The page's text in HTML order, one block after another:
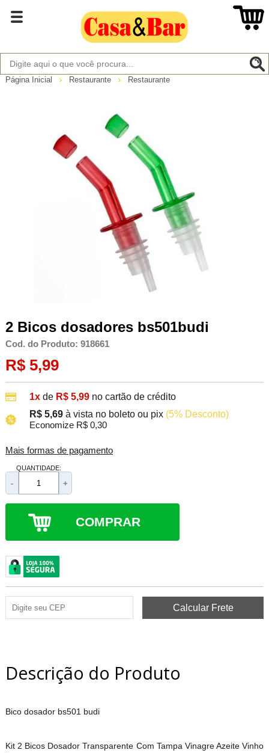
Página Inicial Restaurante Restaurante
2 Bicos dosadores bs501budi
Cod. do Produto: 918661
R$ 5,99
1xde R$ 5,99 no cartão de crédito
R$ 5,69 à vista no boleto ou pix (5% Desconto)
Economize R$ 0,30
Mais formas de pagamento
QUANTIDADE:
- +
COMPRAR
Descrição do Produto
Bico dosador bs501 budi
Kit 2 Bicos Dosador Transparente Com Tampa Vinagre Azeite Vinho